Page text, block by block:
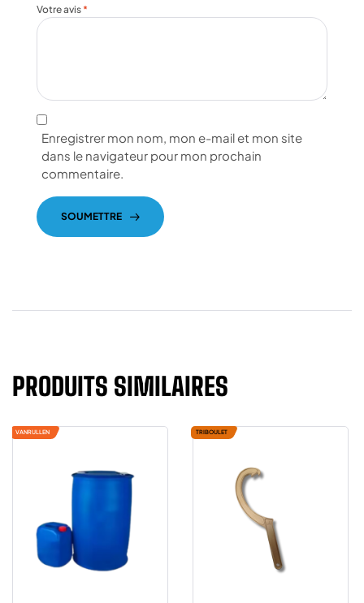
Votre avis *
Enregistrer mon nom, mon e-mail et mon site
dans le navigateur pour mon prochain
commentaire.
SOUMETTRE
PRODUITS SIMILAIRES
VANRULLEN TRIBOULET